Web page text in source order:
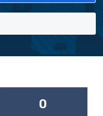
0